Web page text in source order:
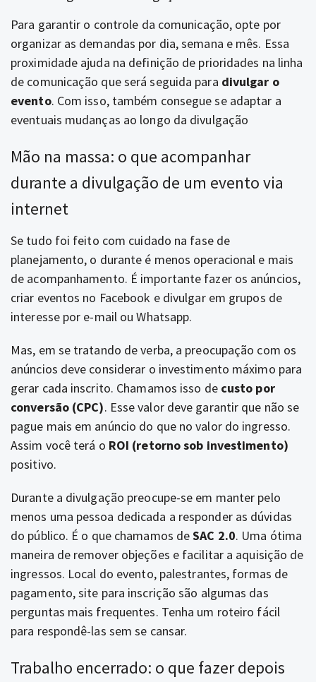
Para garantir o controle da comunicação, opte por
organizar as demandas por dia, semana e mês. Essa
proximidade ajuda na definição de prioridades na linha
de comunicação que será seguida para divulgar o
evento. Com isso, também consegue se adaptar a
eventuais mudanças ao longo da divulgação
Mão na massa: o que acompanhar
durante a divulgação de um evento via
internet
Se tudo foi feito com cuidado na fase de
planejamento, o durante é menos operacional e mais
de acompanhamento. É importante fazer os anúncios,
criar eventos no Facebook e divulgar em grupos de
interesse por e-mail ou Whatsapp.
Mas, em se tratando de verba, a preocupação com os
anúncios deve considerar o investimento máximo para
gerar cada inscrito. Chamamos isso de custo por
conversão (CPC). Esse valor deve garantir que não se
pague mais em anúncio do que no valor do ingresso.
Assim você terá o ROI (retorno sob investimento)
positivo.
Durante a divulgação preocupe-se em manter pelo
menos uma pessoa dedicada a responder as dúvidas
do público. É o que chamamos deSAC 2.0. Uma ótima
maneira de remover objeções e facilitar a aquisição de
ingressos. Local do evento, palestrantes, formas de
pagamento, site para inscrição são algumas das
perguntas mais frequentes. Tenha um roteiro fácil
para respondê-las sem se cansar.
Trabalho encerrado: o que fazer depois